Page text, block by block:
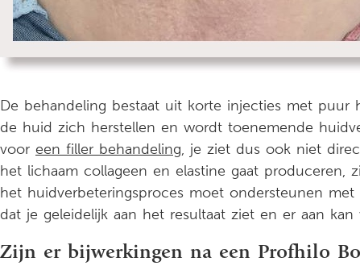
De behandeling bestaat uit korte injecties met puur
de huid zich herstellen en wordt toenemende
voor een filler behandeling,
je ziet dus ook niet
het lichaam collageen en elastine gaat
het huidverbeteringsproces moet ondersteunen
dat je geleidelijk aan het resultaat ziet en er aan
Zijn er bijwerkingen na een Profhilo